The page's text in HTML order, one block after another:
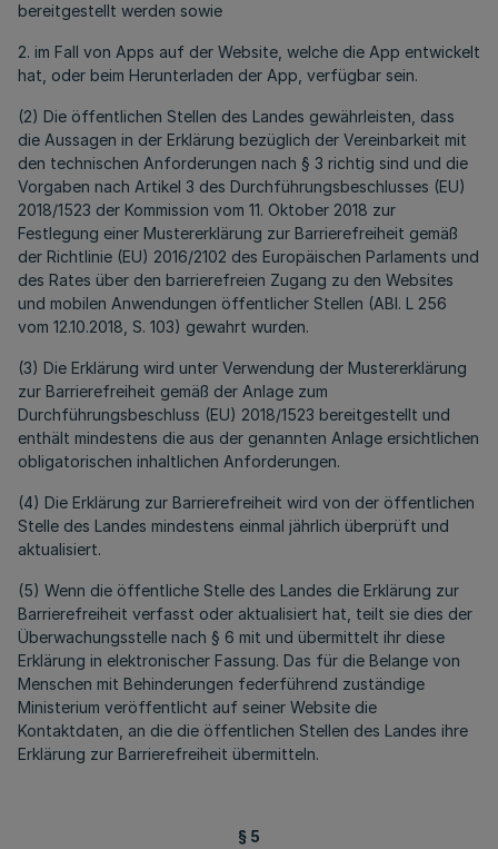
bereitgestellt werden sowie
2. im Fall von Apps auf der Website, welche die App entwickelt
hat, oder beim Herunterladen der App, verfügbar sein.
(2) Die öffentlichen Stellen des Landes gewährleisten, dass
die Aussagen in der Erklärung bezüglich der Vereinbarkeit mit
den technischen Anforderungen nach § 3 richtig sind und die
Vorgaben nach Artikel 3 des Durchführungsbeschlusses (EU)
2018/1523 der Kommission vom 11. Oktober 2018 zur
Festlegung einer Mustererklärung zur Barrierefreiheit gemäß
der Richtlinie (EU) 2016/2102 des Europäischen Parlaments und
des Rates über den barrierefreien Zugang zu den Websites
und mobilen Anwendungen öffentlicher Stellen (ABl. L 256
vom 12.10.2018, S. 103) gewahrt wurden.
(3) Die Erklärung wird unter Verwendung der Mustererklärung
zur Barrierefreiheit gemäß der Anlage zum
Durchführungsbeschluss (EU) 2018/1523 bereitgestellt und
enthält mindestens die aus der genannten Anlage ersichtlichen
obligatorischen inhaltlichen Anforderungen.
(4) Die Erklärung zur Barrierefreiheit wird von der öffentlichen
Stelle des Landes mindestens einmal jährlich überprüft und
aktualisiert.
(5) Wenn die öffentliche Stelle des Landes die Erklärung zur
Barrierefreiheit verfasst oder aktualisiert hat, teilt sie dies der
Überwachungsstelle nach § 6 mit und übermittelt ihr diese
Erklärung in elektronischer Fassung. Das für die Belange von
Menschen mit Behinderungen federführend zuständige
Ministerium veröffentlicht auf seiner Website die
Kontaktdaten, an die die öffentlichen Stellen des Landes ihre
Erklärung zur Barrierefreiheit übermitteln.
§ 5